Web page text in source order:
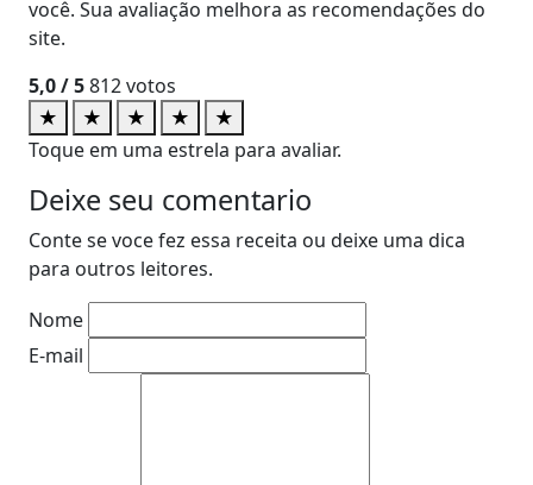
você. Sua avaliação melhora as recomendações do
site.
5,0/ 5812votos
★
★ ★ ★
★
Toque em uma estrela para avaliar.
Deixe seu comentario
Conte se voce fez essa receita ou deixe uma dica
para outros leitores.
Nome
E-mail